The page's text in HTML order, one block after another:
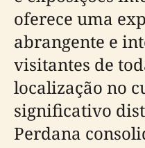
oferece uma
abrangente e
visitantes de
localização no
significativo
Perdana